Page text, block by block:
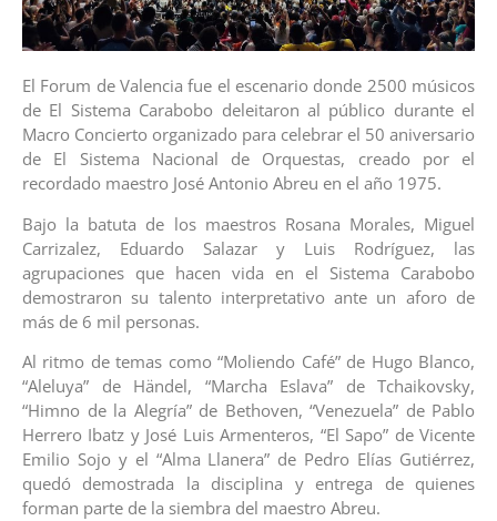
El Forum de Valencia fue el escenario donde 2500 músicos
de El Sistema Carabobo deleitaron al público durante el
Macro Concierto organizado para celebrar el 50 aniversario
de El Sistema Nacional de Orquestas, creado por el
recordado maestro José Antonio Abreu en el año 1975.
Bajo la batuta de los maestros Rosana Morales, Miguel
Carrizalez, Eduardo Salazar y Luis Rodríguez, las
agrupaciones que hacen vida en el Sistema Carabobo
demostraron su talento interpretativo ante un aforo de
más de 6 mil personas.
Al ritmo de temas como “Moliendo Café” de Hugo Blanco,
“Aleluya” de Händel, “Marcha Eslava” de Tchaikovsky,
“Himno de la Alegría” de Bethoven, “Venezuela” de Pablo
Herrero Ibatz y José Luis Armenteros, “El Sapo” de Vicente
Emilio Sojo y el “Alma Llanera” de Pedro Elías Gutiérrez,
quedó demostrada la disciplina y entrega de quienes
forman parte de la siembra del maestro Abreu.